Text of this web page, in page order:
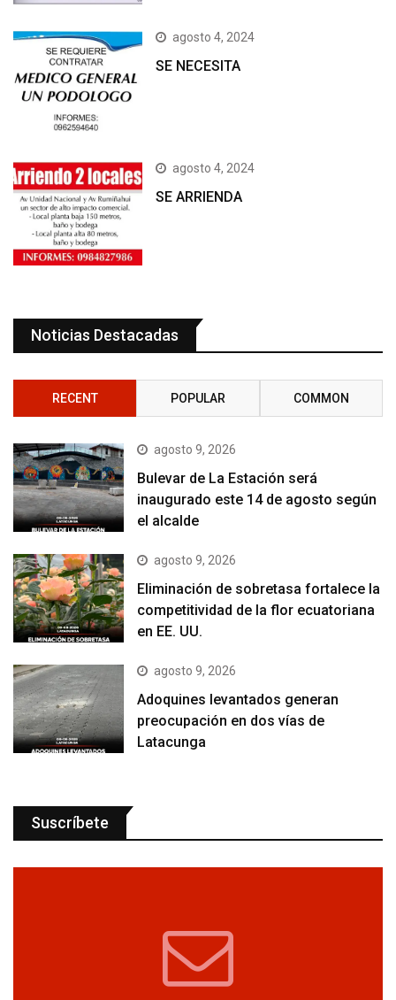
agosto 4, 2024
SE NECESITA
agosto 4, 2024
SE ARRIENDA
Noticias Destacadas
RECENT POPULAR COMMON
agosto 9, 2026
Bulevar de La Estación será
inaugurado este 14 de agosto según
el alcalde
agosto 9, 2026
Eliminación de sobretasa fortalece la
competitividad de la flor ecuatoriana
en EE. UU.
agosto 9, 2026
Adoquines levantados generan
preocupación en dos vías de
Latacunga
Suscríbete